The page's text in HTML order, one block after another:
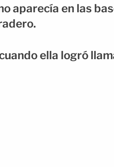
aparecía en las
ella logró